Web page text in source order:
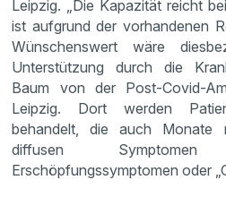
Leipzig. „Die Kapazität reicht
ist aufgrund der vorhandenen
Wünschenswert wäre
Unterstützung durch die
Baum von der Post-Covid-
Leipzig. Dort werden
behandelt, die auch Monate
diffusen
Erschöpfungssymptomen oder